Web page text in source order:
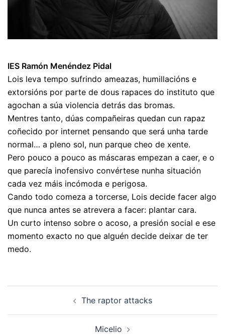
IES Ramón Menéndez Pidal
Lois leva tempo sufrindo ameazas, humillacións e
extorsións por parte de dous rapaces do instituto que
agochan a súa violencia detrás das bromas.
Mentres tanto, dúas compañeiras quedan cun rapaz
coñecido por internet pensando que será unha tarde
normal… a pleno sol, nun parque cheo de xente.
Pero pouco a pouco as máscaras empezan a caer, e o
que parecía inofensivo convértese nunha situación
cada vez máis incómoda e perigosa.
Cando todo comeza a torcerse, Lois decide facer algo
que nunca antes se atrevera a facer: plantar cara.
Un curto intenso sobre o acoso, a presión social e ese
momento exacto no que alguén decide deixar de ter
medo.
The raptor attacks
Micelio